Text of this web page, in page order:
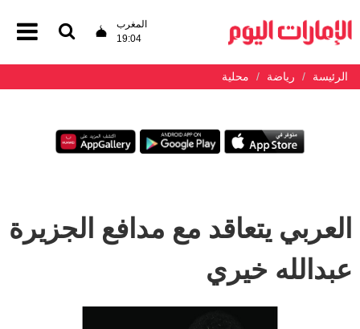
المغرب
19:04
الرئيسة رياضة محلية
العربي يتعاقد مع مدافع الجزيرة
عبدالله خيري